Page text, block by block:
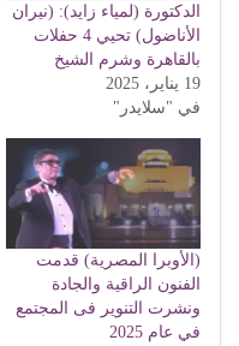
الدكتورة (لمياء زايد): (نيران
الأناضول) تحيي 4 حفلات
بالقاهرة وشرم الشيخ
19 يناير، 2025
في "سلايدر"
(الأوبرا المصرية) قدمت
الفنون الراقية والجادة
ونشرت التنوير فى المجتمع
في عام 2025